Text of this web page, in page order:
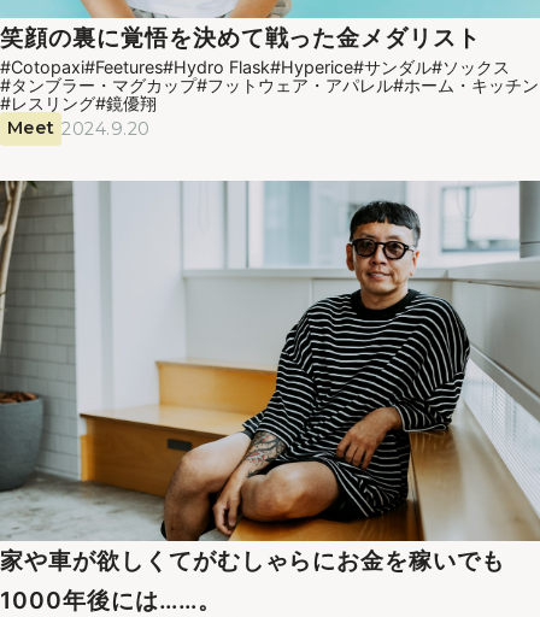
笑顔の裏に覚悟を決めて戦った金メダリスト
#Cotopaxi#Feetures#Hydro Flask#Hyperice#サンダル#ソックス
#タンブラー・マグカップ#フットウェア・アパレル#ホーム・キッチン
#レスリング#鏡優翔
Meet 2024.9.20
家や車が欲しくてがむしゃらにお金を稼いでも
1000年後には……。